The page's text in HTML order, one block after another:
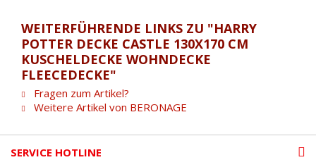
WEITERFÜHRENDE LINKS ZU "HARRY
POTTER DECKE CASTLE 130X170 CM
KUSCHELDECKE WOHNDECKE
FLEECEDECKE"
Fragen zum Artikel?
Weitere Artikel von BERONAGE
SERVICE HOTLINE